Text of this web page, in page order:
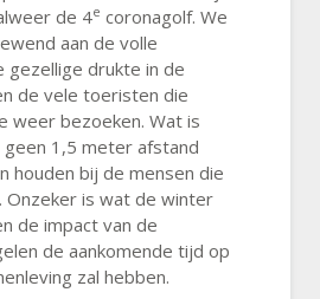
de 4e coronagolf. We
aan de volle
gezellige drukte in de
de vele toeristen die
weer bezoeken. Wat is
1,5 meter afstand
houden bij de mensen die
Onzeker is wat de winter
de impact van de
de aankomende tijd op
zal hebben.